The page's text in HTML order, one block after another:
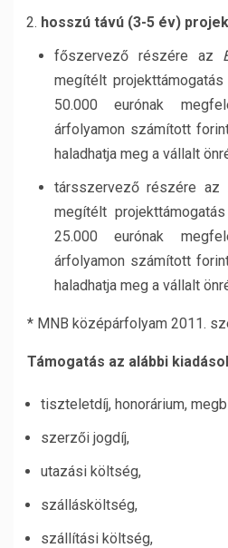
hosszú távú (3-5 év)
főszervező részére az
megítélt
50.000 eurónak
árfolyamon számított
haladhatja meg a vállalt
társszervező részére az
megítélt
25.000 eurónak
árfolyamon számított
haladhatja meg a vállalt
* MNB középárfolyam 2011.
Támogatás az alábbi
tiszteletdíj, honorárium,
szerzői jogdíj,
utazási költség,
szállásköltség,
szállítási költség,